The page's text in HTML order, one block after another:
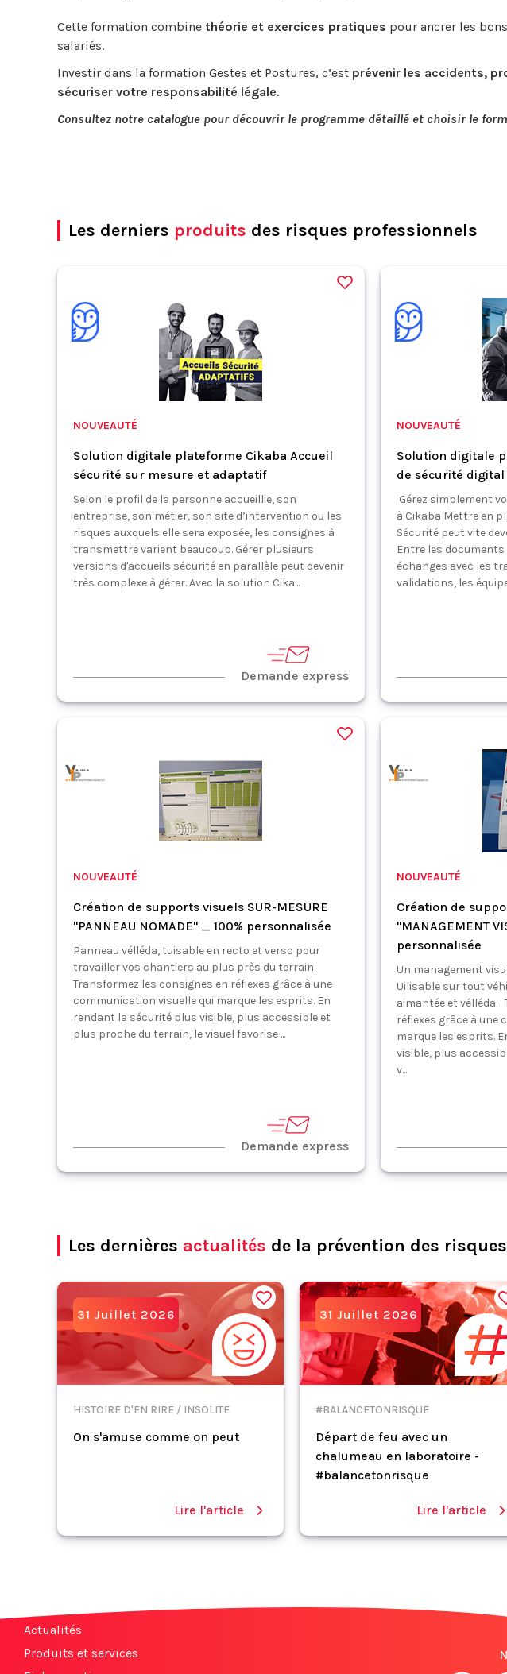
Cette formation combine théorie et exercices pratiques pour ancrer les
salariés.
Investir dans la formation Gestes et Postures, c’est prévenir les accidents,
sécuriser votre responsabilité légale.
Consultez notre catalogue pour découvrir le programme détaillé et choisir le
Les derniers produits des risques professionnels
NOUVEAUTÉ
Solution digitale plateforme Cikaba Accueil
sécurité sur mesure et adaptatif
Selon le profil de la personne accueillie, son
entreprise, son métier, son site d’intervention ou les
risques auxquels elle sera exposée, les consignes à
transmettre varient beaucoup. Gérer plusieurs
versions d'accueils sécurité en parallèle peut devenir
très complexe à gérer. Avec la solution Cika...
Demande express
NOUVEAUTÉ
Solution digitale
de sécurité digital
Gérez simplement
à Cikaba Mettre en
Sécurité peut vite
Entre les documents
échanges avec les
validations, les
NOUVEAUTÉ
Création de supports visuels SUR-MESURE
"PANNEAU NOMADE" _ 100% personnalisée
Panneau vélléda, tuisable en recto et verso pour
travailler vos chantiers au plus près du terrain.
Transformez les consignes en réflexes grâce à une
communication visuelle qui marque les esprits. En
rendant la sécurité plus visible, plus accessible et
plus proche du terrain, le visuel favorise ...
Demande express
NOUVEAUTÉ
Création de
"MANAGEMENT
personnalisée
Un management
Uilisable sur tout
aimantée et vélléda.
réflexes grâce à une
marque les esprits.
visible, plus
v...
Les dernières actualités de la prévention des
31 Juillet 2026
HISTOIRE D'EN RIRE / INSOLITE
On s'amuse comme on peut
Lire l'article
31 Juillet 2026
#BALANCETONRISQUE
Départ de feu avec un
chalumeau en laboratoire -
#balancetonrisque
Lire l'article
Actualités
Produits et services